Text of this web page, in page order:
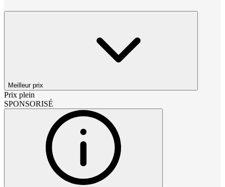
Meilleur prix
Prix plein
SPONSORISÉ